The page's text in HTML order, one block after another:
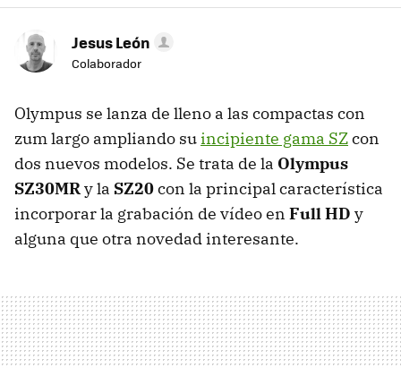
Jesus León
Colaborador
Olympus se lanza de lleno a las compactas con
zum largo ampliando suincipiente gama SZcon
dos nuevos modelos. Se trata de la Olympus
SZ30MRy la SZ20con la principal característica
incorporar la grabación de vídeo en Full HD y
alguna que otra novedad interesante.